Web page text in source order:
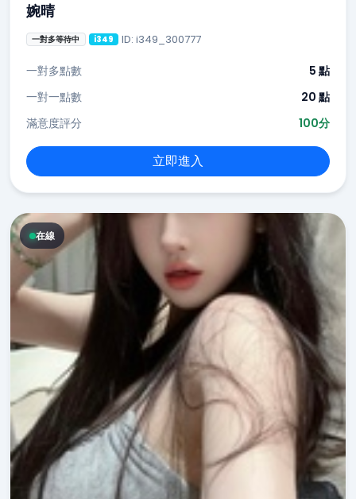
婉晴
一對多等待中 i349 ID: i349_300777
一對多點數
5 點
一對一點數
20 點
滿意度評分
100分
立即進入
在線